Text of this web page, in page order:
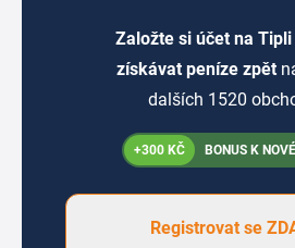
Založte si účet na
získávat peníze zpět
dalších 1520
+300 KČ BONUS K
Registrovat se